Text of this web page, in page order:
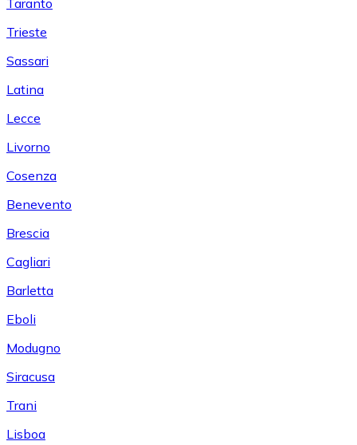
Trieste
Sassari
Latina
Lecce
Livorno
Cosenza
Benevento
Brescia
Cagliari
Barletta
Eboli
Modugno
Siracusa
Trani
Lisboa